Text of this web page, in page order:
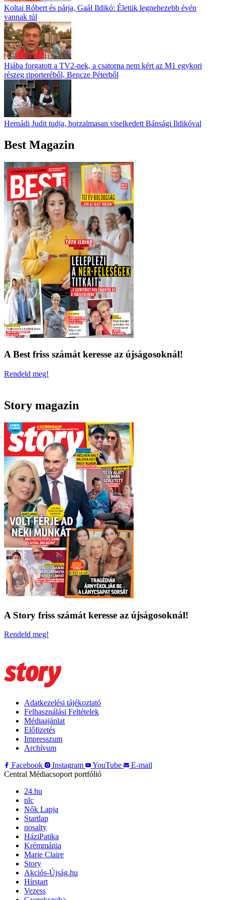
Koltai Róbert és párja, Gaál Ildikó: Életük legnehezebb évén
vannak túl
Hiába forgatott a TV2-nek, a csatorna nem kért az M1 egykori
részeg riporteréből, Bencze Péterből
Hernádi Judit tudja, borzalmasan viselkedett Bánsági Ildikóval
Best Magazin
A Best friss számát keresse az újságosoknál!
Rendeld meg!
Story magazin
A Story friss számát keresse az újságosoknál!
Rendeld meg!
Adatkezelési tájékoztató
Felhasználási Feltételek
Médiaajánlat
Előfizetés
Impresszum
Archívum
Facebook
Instagram YouTube
E-mail
Central Médiacsoport portfólió
24.hu
nlc
Nők Lapja
Startlap
nosalty
HáziPatika
Krémmánia
Marie Claire
Story
Akciós-Újság.hu
Hírstart
Vezess